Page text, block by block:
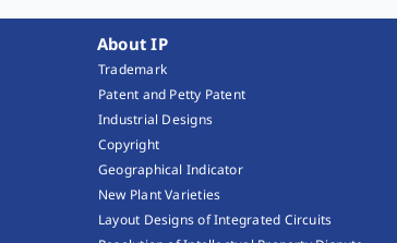
About IP
Trademark
Patent and Petty Patent
Industrial Designs
Copyright
Geographical Indicator
New Plant Varieties
Layout Designs of Integrated Circuits